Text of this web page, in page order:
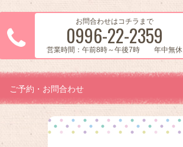
お問合わせはコチラまで
0996-22-2359
営業時間：午前8時～午後7時 年中無休
ご予約・お問合わせ